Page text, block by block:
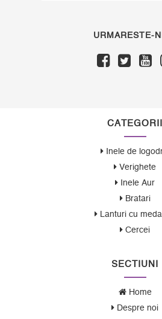
URMARESTE-
CATEGORII
Inele de
Verighete
Inele Aur
Bratari
Lanturi cu
Cercei
SECTIUNI
Home
Despre noi